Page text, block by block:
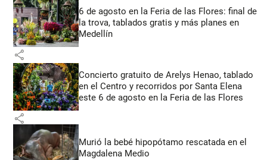
6 de agosto en la Feria de las Flores: final de
la trova, tablados gratis y más planes en
Medellín
share
Concierto gratuito de Arelys Henao, tablado
en el Centro y recorridos por Santa Elena
este 6 de agosto en la Feria de las Flores
share
Murió la bebé hipopótamo rescatada en el
Magdalena Medio